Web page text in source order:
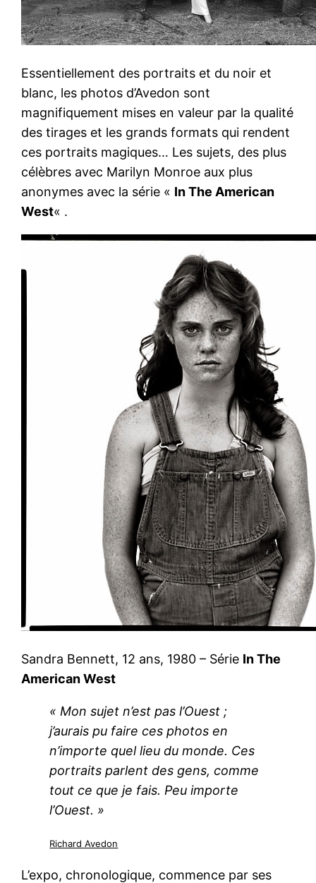
Essentiellement des portraits et du noir et
blanc, les photos d’Avedon sont
magnifiquement mises en valeur par la qualité
des tirages et les grands formats qui rendent
ces portraits magiques… Les sujets, des plus
célèbres avec Marilyn Monroe aux plus
anonymes avec la série « In The American
West« .
Sandra Bennett, 12 ans, 1980 – Série In The
American West
« Mon sujet n’est pas l’Ouest ;
j’aurais pu faire ces photos en
n’importe quel lieu du monde. Ces
portraits parlent des gens, comme
tout ce que je fais. Peu importe
l’Ouest. »
Richard Avedon
L’expo, chronologique, commence par ses